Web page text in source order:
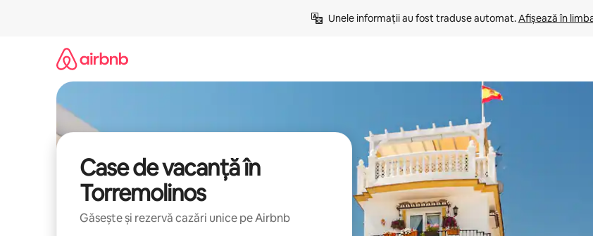
Unele informații au fost traduse automat. Afișează în
Case de vacanță în
Torremolinos
Găsește și rezervă cazări unice pe Airbnb